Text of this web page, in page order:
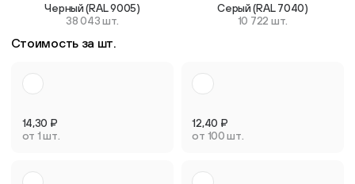
Черный (RAL 9005)
38 043 шт.
Серый (RAL 7040)
10 722 шт.
Стоимость за шт.
14,30 ₽
от 1 шт.
12,40 ₽
от 100 шт.